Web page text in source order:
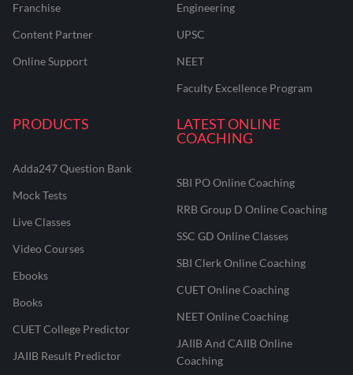
Franchise
Content Partner
Online Support
Engineering
UPSC
NEET
Faculty Excellence Program
PRODUCTS
Adda247 Question Bank
Mock Tests
Live Classes
Video Courses
Ebooks
Books
CUET College Predictor
JAIIB Result Predictor
LATEST ONLINE
COACHING
SBI PO Online Coaching
RRB Group D Online Coaching
SSC GD Online Classes
SBI Clerk Online Coaching
CUET Online Coaching
NEET Online Coaching
JAIIB And CAIIB Online
Coaching